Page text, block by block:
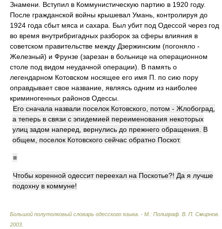
Знамени. Вступил в Коммунистическую партию в 1920 году.
После гражданской войны крышевал Умань, контролируя до
1924 года сбыт мяса и сахара. Был убит под Одессой через год
во время внутрибригадных разборок за сферы влияния в
советском правительстве между Дзержинским (погоняло -
Железный) и Фрунзе (зарезан в больнице на операционном
столе под видом неудачной операции). В память о
легендарном Котовском носящее его имя П. по сию пору
оправдывает свое название, являясь одним из наиболее
криминогенных районов Одессы.
Его сначала назвали поселок Котовского, потом - Жлобоград,
а теперь в связи с эпидемией переименования некоторых
улиц задом наперед, вернулись до прежнего обращения. В
общем, поселок Котовского сейчас обратно Поскот.
■
Чтобы коренной одессит переехал на Поскотье?! Да я лучше
подохну в коммуне!
Большой полутолковый словарь одесского языка. - М.: Полиграф В. П. Смирнов
2003